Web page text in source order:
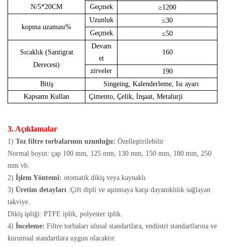
N/5*20CM
Geçmek
≥1200
kopma uzaması%
Uzunluk
≤30
Geçmek
≤50
Sıcaklık(Santigrat
Derecesi)
Devam
et
160
zirveler
190
Bitiş
Singeing, Kalenderleme, Isı ayarı
Kapsamı Kullan
Çimento, Çelik, İnşaat, Metalurji
3. Açıklamalar
1) Toz filtre torbalarının uzunluğu: Özelleştirilebilir
Normal boyut: çap 100 mm, 125 mm, 130 mm, 150 mm, 180 mm, 250
mm vb.
2) İşlem Yöntemi: otomatik dikiş veya kaynaklı
3) Üretim detayları :Çift dipli ve aşınmaya karşı dayanıklılık sağlayan
takviye.
Dikiş ipliği: PTFE iplik, polyester iplik.
4) İnceleme: Filtre torbaları ulusal standartlara, endüstri standartlarına ve
kurumsal standartlara uygun olacaktır.